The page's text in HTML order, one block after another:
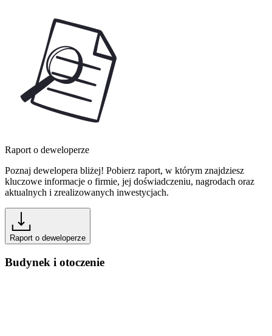
Raport o deweloperze
Poznaj dewelopera bliżej! Pobierz raport, w którym znajdziesz
kluczowe informacje o firmie, jej doświadczeniu, nagrodach oraz
aktualnych i zrealizowanych inwestycjach.
Raport o deweloperze
Budynek i otoczenie